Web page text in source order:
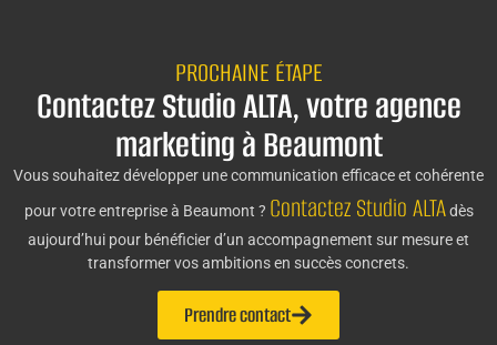
PROCHAINE ÉTAPE
Contactez Studio ALTA, votre agence
marketing à Beaumont
Vous souhaitez développer une communication efficace et cohérente
pour votre entreprise à Beaumont ? Contactez Studio ALTAdès
aujourd’hui pour bénéficier d’un accompagnement sur mesure et
transformer vos ambitions en succès concrets.
Prendre contact